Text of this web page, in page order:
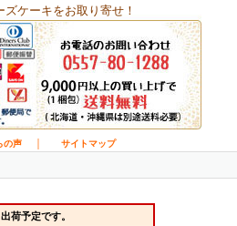
ケーキをお取り寄せ！
の声 サイトマップ